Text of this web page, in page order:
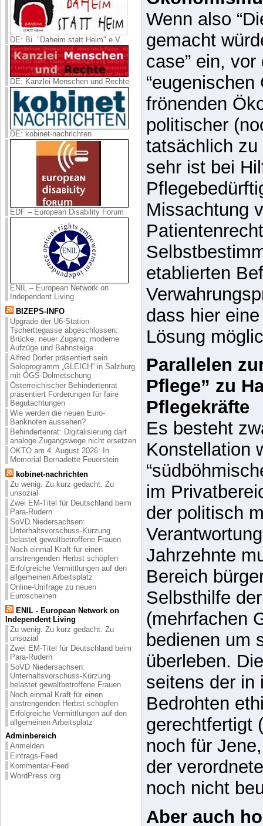
DE: Kanzlei Menschen und Rechte
DE: kobinet-nachrichten
EDF – European Disability Forum
ENIL – European Network on
Independent Living
BIZEPS-INFO
Upgrade der U6-Station
Tscherttegasse abgeschlossen:
Brücke, neuer Zugang, moderne
Aufzüge und Bahnsteige
Alfred Dorfer präsentiert sein
Soloprogramm „GLEICH“ in Salzburg
mit ÖGS-Dolmetschung
Österreichischer Behindertenrat
präsentiert Forderungen für faire
Begutachtungen
Wie werden die neuen Euro-
Banknoten aussehen?
Behindertenrat: Digitalisierung darf
analoge Zugangswege nicht ersetzen
OKTO am 4. August 2026: In
Memorial Bernadette Feuerstein
kobinet-nachrichten
Zu wenig. Zu kurz gedacht. Zu
unsozial
Zwei EM-Titel für Deutschland beim
Para-Rudern
SoVD Niedersachsen:
Unterhaltsvorschuss-Kürzung
belastet gewaltbetroffene Frauen
Noch einmal Kraft für einen
anstrengenden Herbst schöpfen
Erfolgreiche Vermittlungen auf den
allgemeinen Arbeitsplatz
Online-Umfrage zu neuen
Euroscheinen
ENIL - European Network on
Independent Living
Zu wenig. Zu kurz gedacht. Zu
unsozial
Zwei EM-Titel für Deutschland beim
Para-Rudern
SoVD Niedersachsen:
Unterhaltsvorschuss-Kürzung
belastet gewaltbetroffene Frauen
Noch einmal Kraft für einen
anstrengenden Herbst schöpfen
Erfolgreiche Vermittlungen auf den
allgemeinen Arbeitsplatz
Adminbereich
Anmelden
Eintrags-Feed
Kommentar-Feed
WordPress.org
case” ein,
“eugenischen
frönenden
politischer
tatsächlich
sehr ist bei
Missachtung
etablierten
dass hier
Lösung
Parallelen
Pflege” zu
Pflegekräfte
Es besteht
Konstellation
im
der politisch
Jahrzehnte
Bereich
Selbsthilfe der
(mehrfachen
bedienen um
überleben.
seitens der in
Bedrohten
gerechtfertigt
noch für
der
noch nicht
Aber auch
Leugnungen
Moralisch